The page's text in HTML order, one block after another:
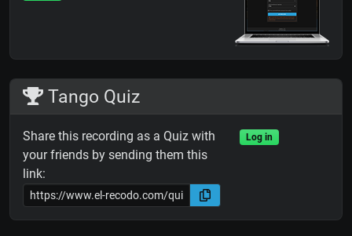
Tango Quiz
Share this recording as a Quiz with
your friends by sending them this
link:
Log in